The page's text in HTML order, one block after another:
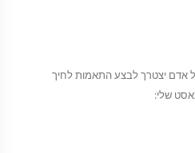
אדם יצטרך לבצע התאמות לחיך
שלי: